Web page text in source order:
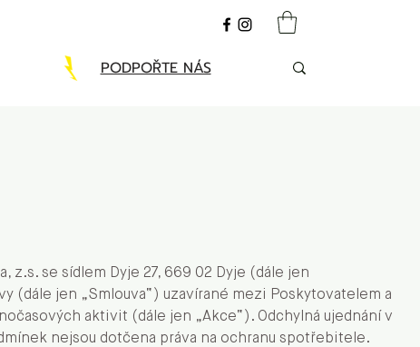
PODPOŘTE NÁS
z.s. se sídlem Dyje 27, 669 02 Dyje (dále jen
(dále jen „Smlouva“) uzavírané mezi Poskytovatelem a
aktivit (dále jen „Akce“). Odchylná ujednání v
nejsou dotčena práva na ochranu spotřebitele.